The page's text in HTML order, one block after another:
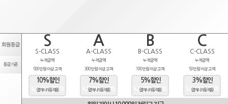
회원등급 S A B C
S-CLASS A-CLASS B-CLASS C-CLASS
등급기준
누적금액
500만원 이상 고객
누적금액
300만원 이상 고객
누적금액
100만원 이상 고객
누적금액
50만원 이상 고객
10%할인
(결제시 자동적용)
7%할인
(결제시 자동적용)
5%할인
(결제시 자동적용)
3%할인
(결제시 자동적용)